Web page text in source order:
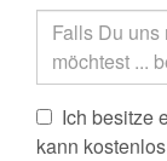
Ich besitze
kann